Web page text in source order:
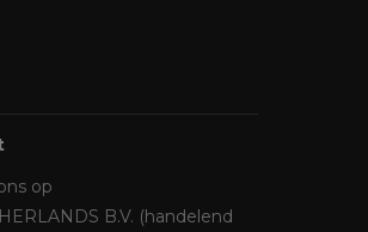
op
B.V. (handelend